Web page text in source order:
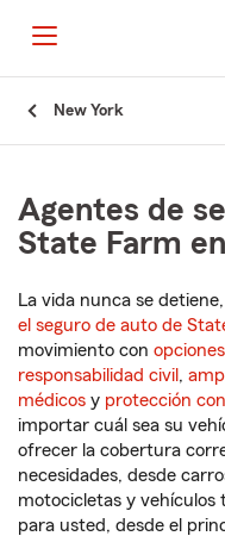
New York
Agentes de
State Farm
La vida nunca se
el seguro de auto de
movimiento con
responsabilidad civil ,
médicos y protección
importar cuál sea su
ofrecer la cobertura
necesidades, desde
motocicletas y vehículos
para usted, desde el